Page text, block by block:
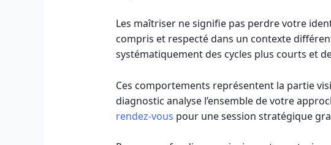
Les maîtriser ne signifie pas perdre votre
compris et respecté dans un contexte
systématiquement des cycles plus courts et
Ces comportements représentent la partie
diagnostic analyse l’ensemble de votre
rendez-vous pour une session stratégique